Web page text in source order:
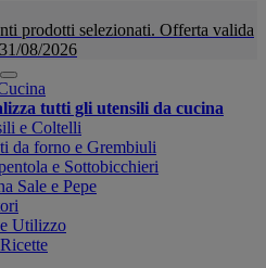
prodotti selezionati. Offerta valida
08/2026
tutti gli utensili da cucina
e Coltelli
da forno e Grembiuli
e Sottobicchieri
Sale e Pepe
Utilizzo